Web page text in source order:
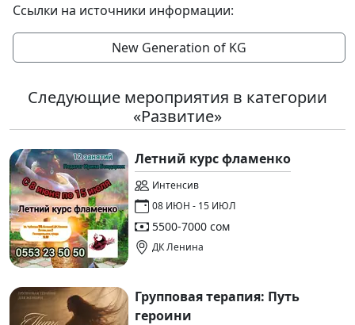
Ссылки на источники информации:
New Generation of KG
Следующие мероприятия в категории
«Развитие»
Летний курс фламенко
Интенсив
08 ИЮН - 15 ИЮЛ
5500-7000 сом
ДК Ленина
Групповая терапия: Путь
героини